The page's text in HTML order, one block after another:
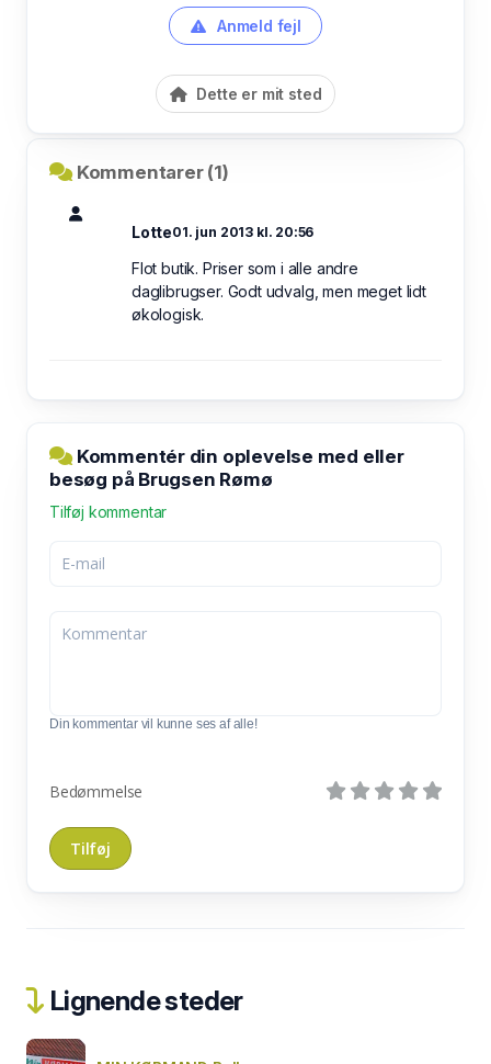
Anmeld fejl
Dette er mit sted
Kommentarer (1)
Lotte01. jun 2013 kl. 20:56
Flot butik. Priser som i alle andre
daglibrugser. Godt udvalg, men meget lidt
økologisk.
Kommentér din oplevelse med eller
besøg på Brugsen Rømø
Tilføj kommentar
Din kommentar vil kunne ses af alle!
Bedømmelse
Lignende steder